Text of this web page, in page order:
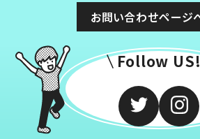
お問い合わせページ
Follow